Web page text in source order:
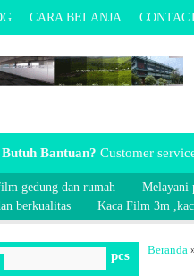
CARA BELANJA
Butuh Bantuan? Customer
gedung dan rumah Melayani
berkualitas
Kaca Film 3m
Beranda
pcs